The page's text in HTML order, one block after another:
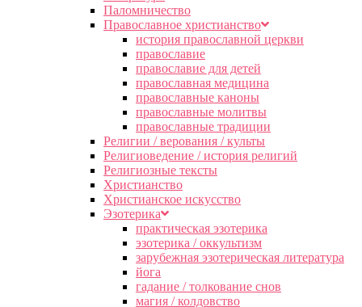
Паломничество
Православное христианство
история православной церкви
православие
православие для детей
православная медицина
православные каноны
православные молитвы
православные традиции
Религии / верования / культы
Религиоведение / история религий
Религиозные тексты
Христианство
Христианское искусство
Эзотерика
практическая эзотерика
эзотерика / оккультизм
зарубежная эзотерическая литература
йога
гадание / толкование снов
магия / колдовство